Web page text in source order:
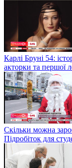
Карлі Бруні 54:
акторки та першої
Скільки можна
Підробіток для